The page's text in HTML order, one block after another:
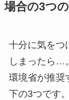
場合の3つ
十分に気をつ
しまったら…。
環境省が推奨
下の3つです。